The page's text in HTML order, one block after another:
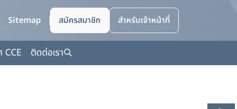
Sitemap สมัครสมาชิก สำหรับเจ้าหน้าที่
CCE ติดต่อเรา